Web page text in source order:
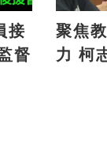
接
聚焦
力